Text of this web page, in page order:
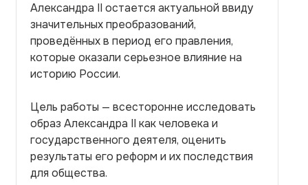
Александра II остается актуальной ввиду
значительных преобразований,
проведённых в период его правления,
которые оказали серьезное влияние на
историю России.
Цель работы — всесторонне исследовать
образ Александра II как человека и
государственного деятеля, оценить
результаты его реформ и их последствия
для общества.